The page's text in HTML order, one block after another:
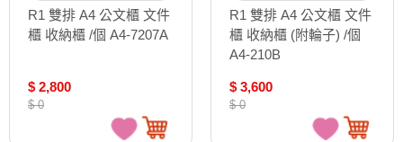
R1 雙排 A4 公文櫃 文件
櫃 收納櫃 /個 A4-7207A
$ 2,800
$ 0
R1 雙排 A4 公文櫃 文件
櫃 收納櫃 (附輪子) /個
A4-210B
$ 3,600
$ 0